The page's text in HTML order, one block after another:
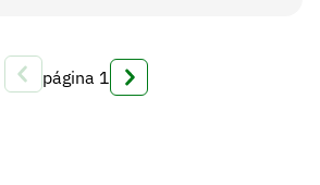
página 1